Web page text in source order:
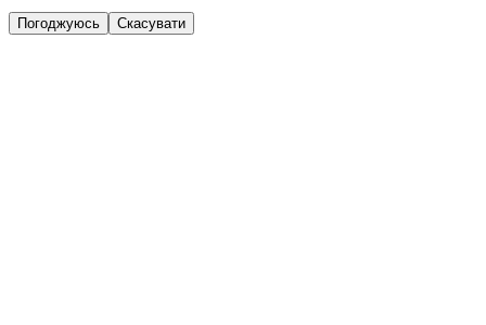
Погоджуюсь Скасувати